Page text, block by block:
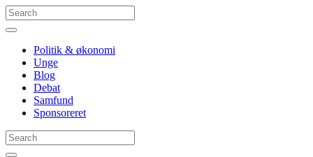
Politik & økonomi
Unge
Blog
Debat
Samfund
Sponsoreret